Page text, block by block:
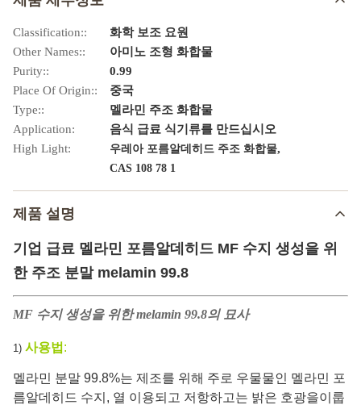
Classification::
화학 보조 요원
Other Names::
아미노 조형 화합물
Purity::
0.99
Place Of Origin::
중국
Type::
멜라민 주조 화합물
Application:
음식 급료 식기류를 만드십시오
High Light:
우레아 포름알데히드 주조 화합물,
CAS 108 78 1
제품 설명
기업 급료 멜라민 포름알데히드 MF 수지 생성을 위
한 주조 분말 melamin 99.8
MF 수지 생성을 위한 melamin 99.8의 묘사
1) 사용법 :
멜라민 분말 99.8%는 제조를 위해 주로 우물물인 멜라민 포
름알데히드 수지, 열 이용되고 저항하고는 밝은 호광을이룹